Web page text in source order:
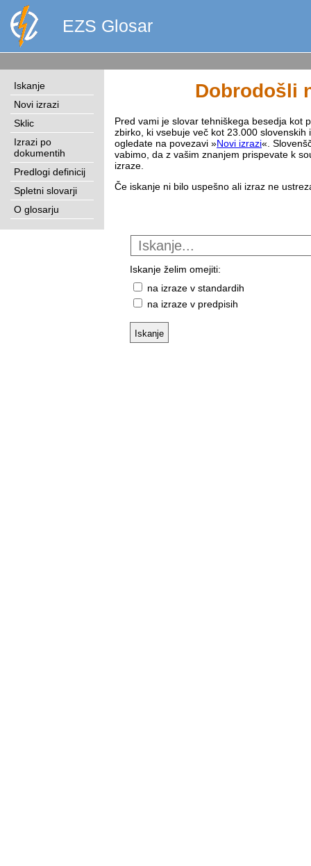
EZS Glosar
Iskanje
Novi izrazi
Sklic
Izrazi po
dokumentih
Predlogi definicij
Spletni slovarji
O glosarju
Dobrodošli
Pred vami je slovar tehniškega besedja kot
zbirko, ki vsebuje več kot 23.000
ogledate na povezavi »Novi izrazi«.
vabimo, da z vašim znanjem prispevate k
izraze.
Če iskanje ni bilo uspešno ali izraz ne
Iskanje želim omejiti:
na izraze v standardih
na izraze v predpisih